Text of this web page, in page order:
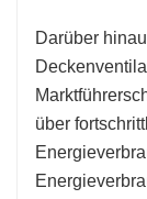
Darüber
über